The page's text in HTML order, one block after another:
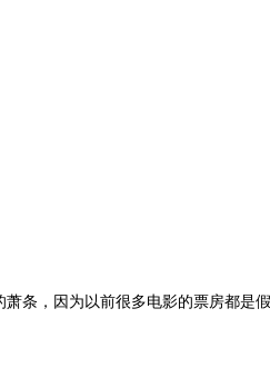
条，因为以前很多电影的票房都是